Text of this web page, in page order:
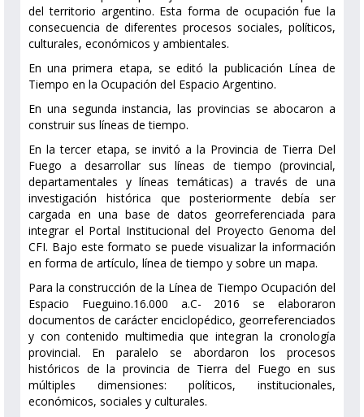
del territorio argentino. Esta forma de ocupación fue la
consecuencia de diferentes procesos sociales, políticos,
culturales, económicos y ambientales.
En una primera etapa, se editó la publicación Línea de
Tiempo en la Ocupación del Espacio Argentino.
En una segunda instancia, las provincias se abocaron a
construir sus líneas de tiempo.
En la tercer etapa, se invitó a la Provincia de Tierra Del
Fuego a desarro­llar sus líneas de tiempo (provincial,
departamentales y líneas temáticas) a tra­vés de una
investigación histórica que posteriormente debía ser
cargada en una base de datos georreferenciada para
integrar el Portal Institucional del Proyecto Genoma del
CFI. Bajo este formato se puede visualizar la información
en forma de artículo, línea de tiempo y sobre un mapa.
Para la construcción de la Línea de Tiempo Ocupación del
Espacio Fueguino.16.000 a.C- 2016 se elaboraron
documentos de carácter enciclopédico, georreferenciados
y con contenido multimedia que integran la cronología
provincial. En paralelo se abordaron los procesos
históricos de la provincia de Tierra del Fuego en sus
múltiples dimensiones: políticos, institucionales,
económicos, sociales y culturales.